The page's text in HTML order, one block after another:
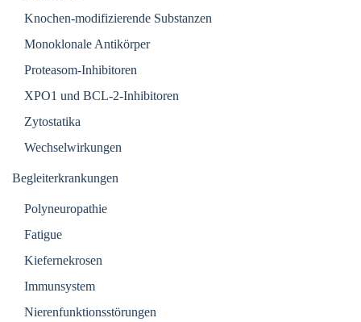
Knochen-modifizierende Substanzen
Monoklonale Antikörper
Proteasom-Inhibitoren
XPO1 und BCL-2-Inhibitoren
Zytostatika
Wechselwirkungen
Begleiterkrankungen
Polyneuropathie
Fatigue
Kiefernekrosen
Immunsystem
Nierenfunktionsstörungen